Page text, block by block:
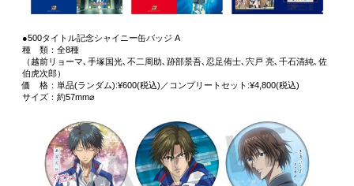
●500タイトル記念シャイニー缶バッジ A
種 類：全8種
（越前リョーマ､手塚国光､不二周助､跡部景吾､忍足侑士､宍戸 亮､千石清純､佐
伯虎次郎）
価 格：単品(ランダム):¥600(税込)／コンプリートセット:¥4,800(税込)
サイズ：約57mm⌀